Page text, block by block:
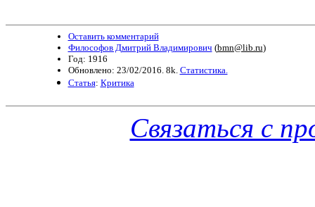
Оставить комментарий
Философов Дмитрий Владимирович (bmn@lib.ru)
Год: 1916
Обновлено: 23/02/2016. 8k. Статистика.
Статья: Критика
Связаться с